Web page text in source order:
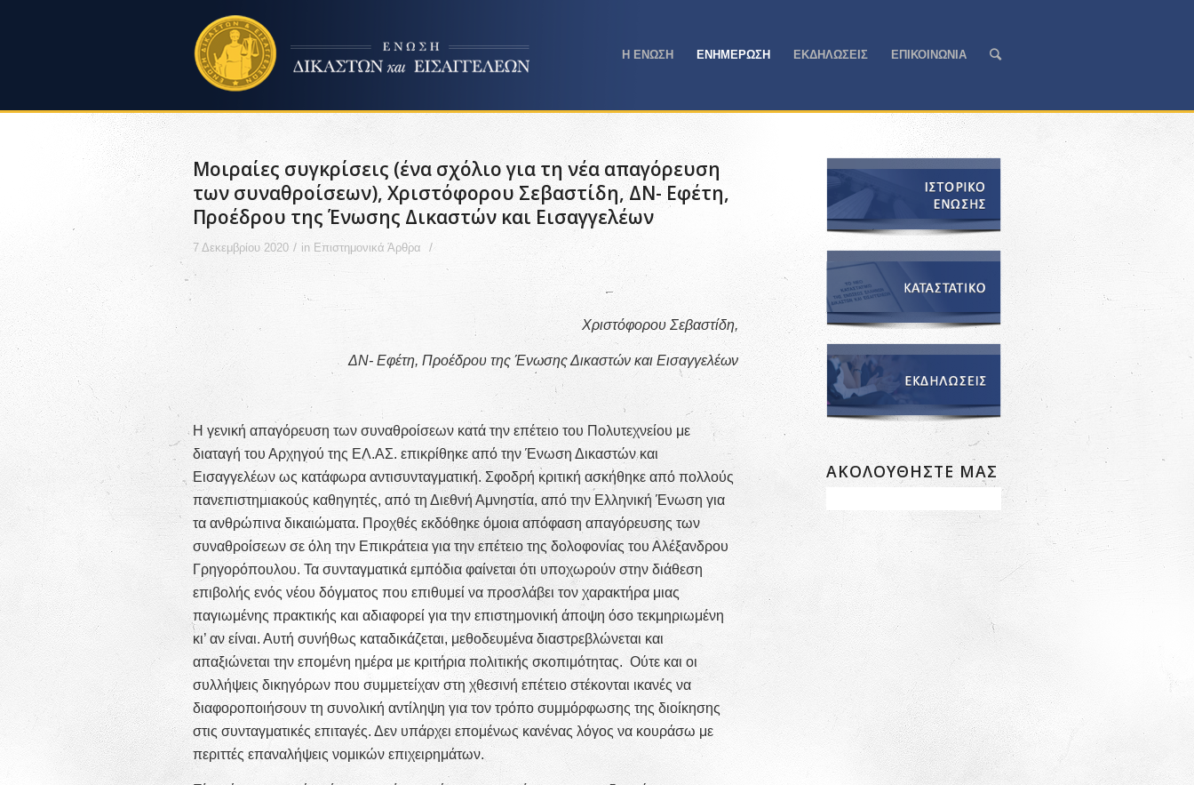
Η ΕΝΩΣΗ ΕΝΗΜΕΡΩΣΗ ΕΚΔΗΛΩΣΕΙΣ ΕΠΙΚΟΙΝΩΝΙΑ
Μοιραίες συγκρίσεις (ένα σχόλιο για τη νέα απαγόρευση
των συναθροίσεων), Χριστόφορου Σεβαστίδη, ΔΝ- Εφέτη,
Προέδρου της Ένωσης Δικαστών και Εισαγγελέων
7 Δεκεμβρίου 2020 / in Επιστημονικά Άρθρα /
Χριστόφορου Σεβαστίδη,
ΔΝ- Εφέτη, Προέδρου της Ένωσης Δικαστών και Εισαγγελέων
Η γενική απαγόρευση των συναθροίσεων κατά την επέτειο του Πολυτεχνείου με
διαταγή του Αρχηγού της ΕΛ.ΑΣ. επικρίθηκε από την Ένωση Δικαστών και
Εισαγγελέων ως κατάφωρα αντισυνταγματική. Σφοδρή κριτική ασκήθηκε από πολλούς
πανεπιστημιακούς καθηγητές, από τη Διεθνή Αμνηστία, από την Ελληνική Ένωση για
τα ανθρώπινα δικαιώματα. Προχθές εκδόθηκε όμοια απόφαση απαγόρευσης των
συναθροίσεων σε όλη την Επικράτεια για την επέτειο της δολοφονίας του Αλέξανδρου
Γρηγορόπουλου. Τα συνταγματικά εμπόδια φαίνεται ότι υποχωρούν στην διάθεση
επιβολής ενός νέου δόγματος που επιθυμεί να προσλάβει τον χαρακτήρα μιας
παγιωμένης πρακτικής και αδιαφορεί για την επιστημονική άποψη όσο τεκμηριωμένη
κι’ αν είναι. Αυτή συνήθως καταδικάζεται, μεθοδευμένα διαστρεβλώνεται και
απαξιώνεται την επομένη ημέρα με κριτήρια πολιτικής σκοπιμότητας. Ούτε και οι
συλλήψεις δικηγόρων που συμμετείχαν στη χθεσινή επέτειο στέκονται ικανές να
διαφοροποιήσουν τη συνολική αντίληψη για τον τρόπο συμμόρφωσης της διοίκησης
στις συνταγματικές επιταγές. Δεν υπάρχει επομένως κανένας λόγος να κουράσω με
περιττές επαναλήψεις νομικών επιχειρημάτων.
ΑΚΟΛΟΥΘΗΣΤΕ ΜΑΣ